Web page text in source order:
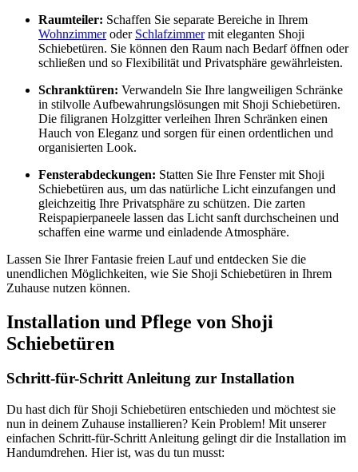
Raumteiler: Schaffen Sie separate Bereiche in Ihrem
Wohnzimmeroder Schlafzimmermit eleganten Shoji
Schiebetüren. Sie können den Raum nach Bedarf öffnen oder
schließen und so Flexibilität und Privatsphäre gewährleisten.
Schranktüren: Verwandeln Sie Ihre langweiligen Schränke
in stilvolle Aufbewahrungslösungen mit Shoji Schiebetüren.
Die filigranen Holzgitter verleihen Ihren Schränken einen
Hauch von Eleganz und sorgen für einen ordentlichen und
organisierten Look.
Fensterabdeckungen: Statten Sie Ihre Fenster mit Shoji
Schiebetüren aus, um das natürliche Licht einzufangen und
gleichzeitig Ihre Privatsphäre zu schützen. Die zarten
Reispapierpaneele lassen das Licht sanft durchscheinen und
schaffen eine warme und einladende Atmosphäre.
Lassen Sie Ihrer Fantasie freien Lauf und entdecken Sie die
unendlichen Möglichkeiten, wie Sie Shoji Schiebetüren in Ihrem
Zuhause nutzen können.
Installation und Pflege von Shoji
Schiebetüren
Schritt-für-Schritt Anleitung zur Installation
Du hast dich für Shoji Schiebetüren entschieden und möchtest sie
nun in deinem Zuhause installieren? Kein Problem! Mit unserer
einfachen Schritt-für-Schritt Anleitung gelingt dir die Installation im
Handumdrehen. Hier ist, was du tun musst: